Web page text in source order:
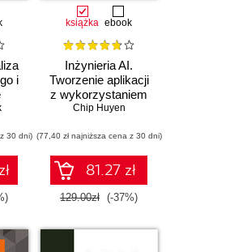
i
30 dni)
książka ebook
Inżynieria AI.
Tworzenie aplikacji
z wykorzystaniem
modeli bazowych
Chip Huyen
(77,40 zł najniższa cena z 30 dni)
81.27 zł
129.00zł (-37%)